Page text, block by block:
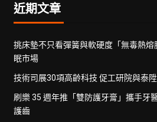
近期文章
挑床墊不只看彈簧與軟硬度「無毒熱
眠市場
技術司展30項高齡科技 促工研院與泰
刷樂 35 週年推「雙防護牙膏」攜手牙
護齒